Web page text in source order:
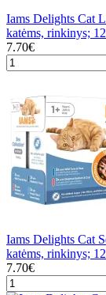
Iams Delights Cat
katėms, rinkinys;
7.70€
Iams Delights Cat
katėms, rinkinys;
7.70€